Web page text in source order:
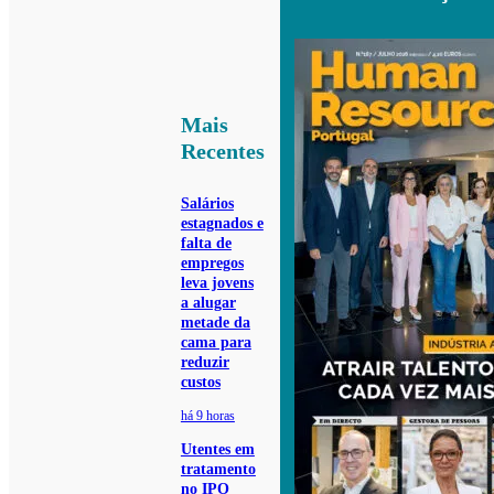
Mais
Recentes
Salários
estagnados e
falta de
empregos
leva jovens
a alugar
metade da
cama para
reduzir
custos
há 9 horas
Utentes em
tratamento
no IPO